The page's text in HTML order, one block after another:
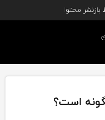
بازنشر محتوا
است؟